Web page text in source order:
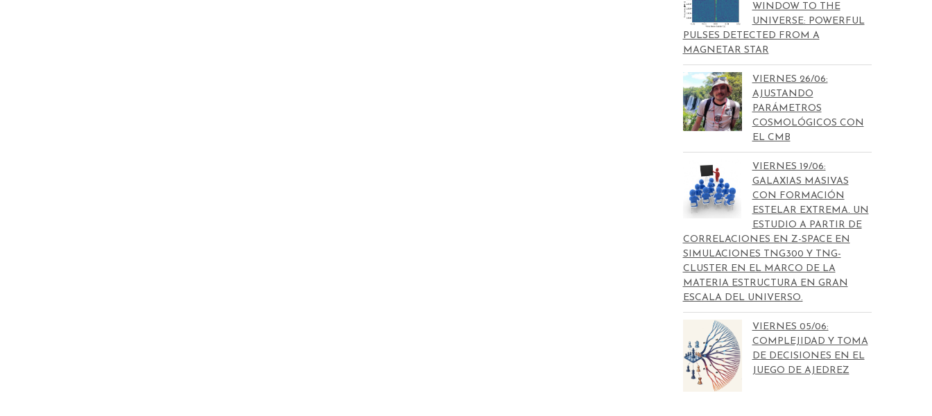
WINDOW TO THE
UNIVERSE: POWERFUL
PULSES DETECTED FROM A
MAGNETAR STAR
VIERNES 26/06:
AJUSTANDO
PARÁMETROS
COSMOLÓGICOS CON
EL CMB
VIERNES 19/06:
GALAXIAS MASIVAS
CON FORMACIÓN
ESTELAR EXTREMA. UN
ESTUDIO A PARTIR DE
CORRELACIONES EN Z-SPACE EN
SIMULACIONES TNG300 Y TNG-
CLUSTER EN EL MARCO DE LA
MATERIA ESTRUCTURA EN GRAN
ESCALA DEL UNIVERSO.
VIERNES 05/06:
COMPLEJIDAD Y TOMA
DE DECISIONES EN EL
JUEGO DE AJEDREZ